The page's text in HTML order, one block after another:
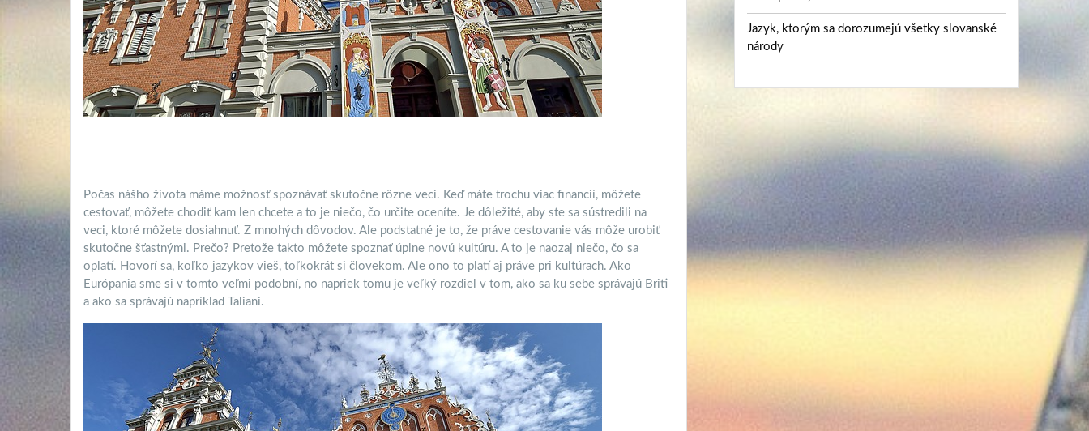
Počas nášho života máme možnosť spoznávať skutočne rôzne veci. Keď máte trochu viac financií, môžete
cestovať, môžete chodiť kam len chcete a to je niečo, čo určite oceníte. Je dôležité, aby ste sa sústredili na
veci, ktoré môžete dosiahnuť. Z mnohých dôvodov. Ale podstatné je to, že práve cestovanie vás môže urobiť
skutočne šťastnými. Prečo? Pretože takto môžete spoznať úplne novú kultúru. A to je naozaj niečo, čo sa
oplatí. Hovorí sa, koľko jazykov vieš, toľkokrát si človekom. Ale ono to platí aj práve pri kultúrach. Ako
Európania sme si v tomto veľmi podobní, no napriek tomu je veľký rozdiel v tom, ako sa ku sebe správajú Briti
a ako sa správajú napríklad Taliani.
Jazyk, ktorým sa dorozumejú všetky slovanské
národy